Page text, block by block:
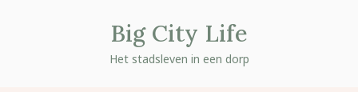
Big City Life
Het stadsleven in een dorp